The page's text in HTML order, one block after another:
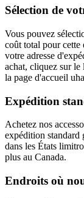
Sélection de
Vous pouvez
coût total pour cette
votre adresse
achat, cliquez sur le
la page d'accueil
Expédition
Achetez nos
expédition standard
dans les États
plus au Canada.
Endroits où